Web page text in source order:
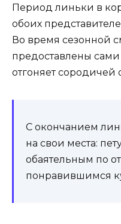
Период линьки в
обоих
Во время сезонной
предоставлены сами
отгоняет сородичей
С окончанием
на свои места:
обаятельным по
понравившимся